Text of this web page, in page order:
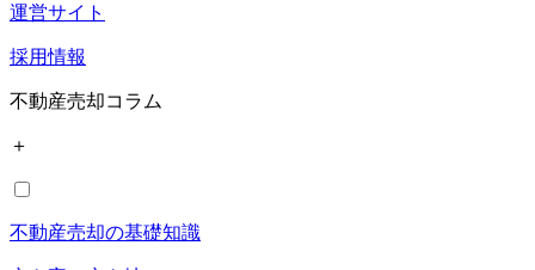
運営サイト
採用情報
不動産売却コラム
＋
不動産売却の基礎知識